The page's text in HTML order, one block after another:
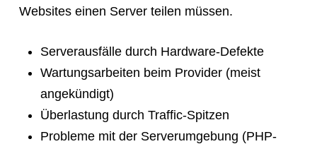
Websites einen Server teilen müssen.
Serverausfälle durch Hardware-Defekte
Wartungsarbeiten beim Provider (meist
angekündigt)
Überlastung durch Traffic-Spitzen
Probleme mit der Serverumgebung (PHP-
booking